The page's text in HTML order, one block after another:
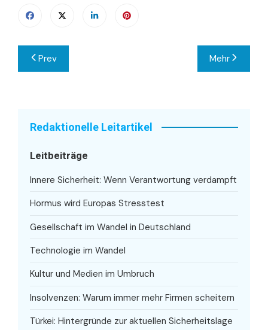
Beitragsnavigation
Prev Mehr
Redaktionelle Leitartikel
Leitbeiträge
Innere Sicherheit: Wenn Verantwortung verdampft
Hormus wird Europas Stresstest
Gesellschaft im Wandel in Deutschland
Technologie im Wandel
Kultur und Medien im Umbruch
Insolvenzen: Warum immer mehr Firmen scheitern
Türkei: Hintergründe zur aktuellen Sicherheitslage